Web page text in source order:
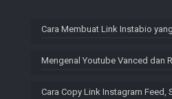
Cara Membuat Link Instabio
Mengenal Youtube Vanced dan
Cara Copy Link Instagram Feed,